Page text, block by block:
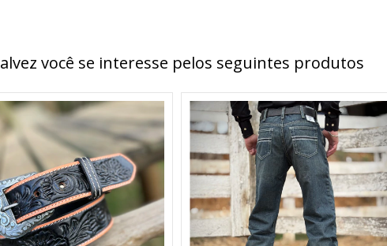
você se interesse pelos seguintes produtos